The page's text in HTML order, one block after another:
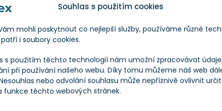
Souhlas s použitím cookies
mohli poskytnout co nejlepší služby, používáme různé
i soubory cookies.
s použitím těchto technologií nám umožní zpracovávat
při používání našeho webu. Díky tomu můžeme náš web
nebo odvolání souhlasu může nepříznivě ovlivnit
funkce těchto webových stránek.
$4 824 932
3,36 %